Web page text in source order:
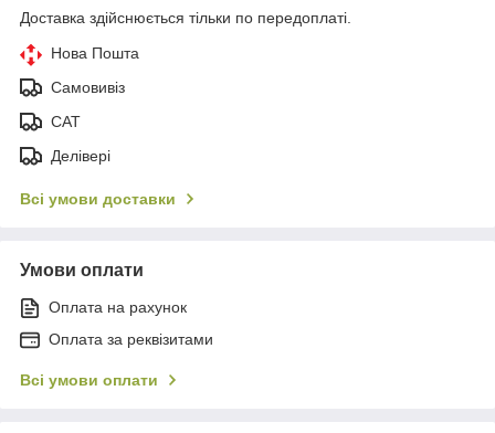
Доставка здійснюється тільки по передоплаті.
Нова Пошта
Самовивіз
САТ
Делівері
Всі умови доставки
Умови оплати
Оплата на рахунок
Оплата за реквізитами
Всі умови оплати